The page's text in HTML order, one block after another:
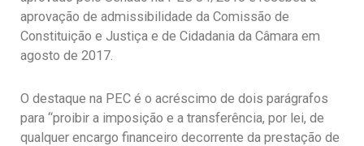
aprovação de admissibilidade da Comissão de
Constituição e Justiça e de Cidadania da Câmara em
agosto de 2017.
O destaque na PEC é o acréscimo de dois parágrafos
para “proibir a imposição e a transferência, por lei, de
qualquer encargo financeiro decorrente da prestação de